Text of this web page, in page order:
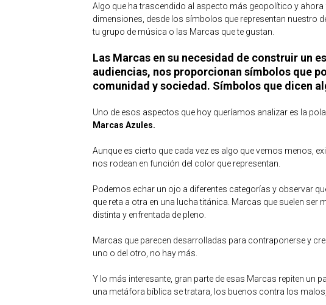
Algo que ha trascendido al aspecto más geopolítico y
dimensiones, desde los símbolos que representan nuestro
tu grupo de música o las Marcas que te gustan.
Las Marcas en su necesidad de construir un
audiencias, nos proporcionan símbolos que
comunidad y sociedad. Símbolos que dicen
Uno de esos aspectos que hoy queríamos analizar es la
Marcas Azules.
Aunque es cierto que cada vez es algo que vemos menos,
nos rodean en función del color que representan.
Podemos echar un ojo a diferentes categorías y observar
que reta a otra en una lucha titánica. Marcas que suelen
distinta y enfrentada de pleno.
Marcas que parecen desarrolladas para contraponerse y
uno o del otro, no hay más.
Y lo más interesante, gran parte de esas Marcas repiten un
una metáfora bíblica se tratara, los buenos contra los